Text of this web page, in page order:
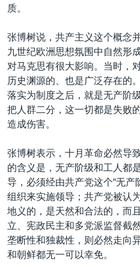
质。
张博树说，共产主义这个概念
九世纪欧洲思想氛围中自然形
对马克思有很大影响。当时，
历史渊源的、也是广泛存在的
落实为制度之后，就是无产阶
把人群二分，这一切都是失败
造成伤害。
张博树表示，十月革命必然导
的含义是，无产阶级和工人都
导，必须经由共产党这个“无产
组织来实施领导；共产党被认
地义的，是天然和合法的，而
立、宪政民主和多党派监督截
垄断性和独裁性，则必然走向
和朝鲜都无一可以幸免。